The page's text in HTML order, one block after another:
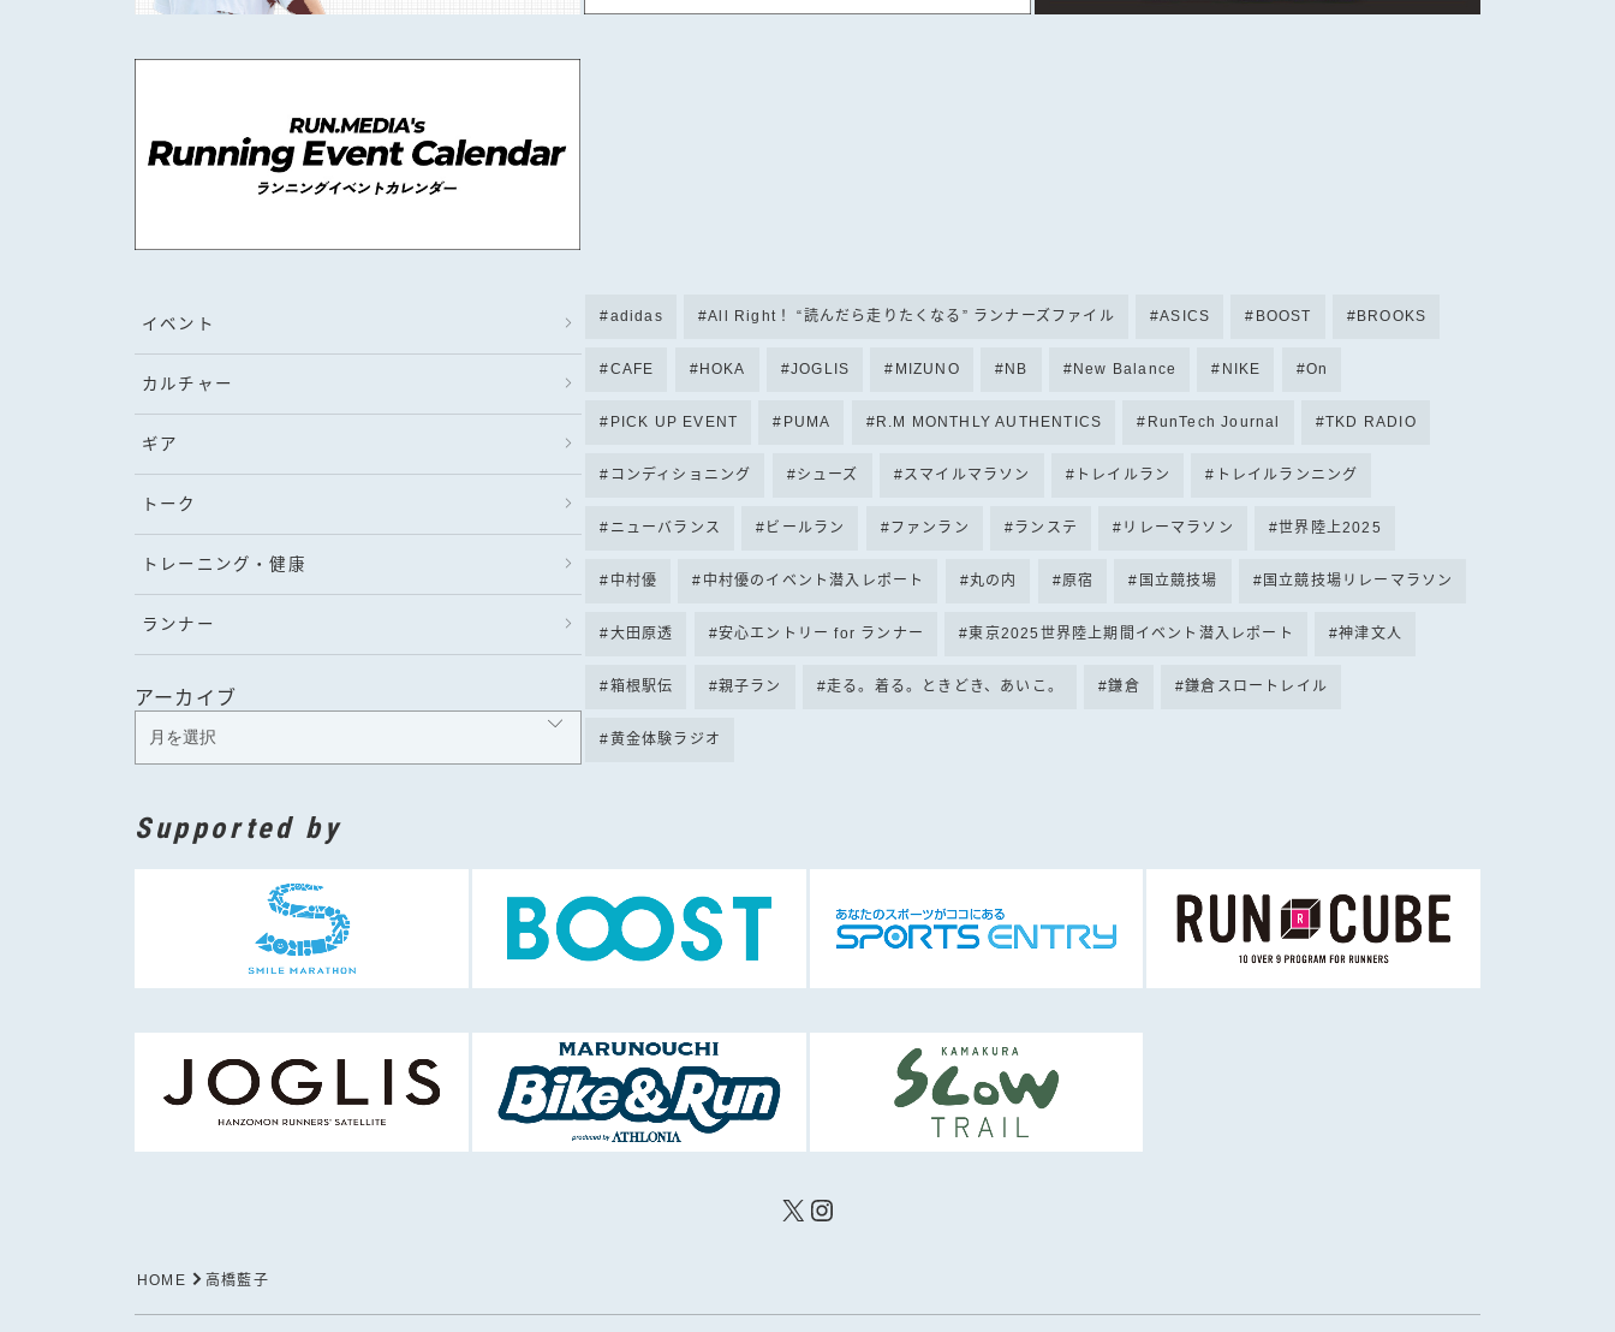
イベント
カルチャー
ギア
トーク
トレーニング・健康
ランナー
アーカイブ
adidas All Right！ “読んだら走りたくなる” ランナーズファイル ASICS BOOST BROOKS
CAFE HOKA JOGLIS MIZUNO NB New Balance NIKE On
PICK UP EVENT PUMA R.M MONTHLY AUTHENTICS RunTech Journal TKD RADIO
コンディショニング シューズ スマイルマラソン トレイルラン トレイルランニング
ニューバランス ビールラン ファンラン ランステ リレーマラソン 世界陸上2025
中村優 中村優のイベント潜入レポート 丸の内 原宿 国立競技場 国立競技場リレーマラソン
大田原透 安心エントリー for ランナー 東京2025世界陸上期間イベント潜入レポート 神津文人
箱根駅伝 親子ラン 走る。着る。ときどき、あいこ。 鎌倉 鎌倉スロートレイル
黄金体験ラジオ
Supported by
X Instagram
HOME 高橋藍子